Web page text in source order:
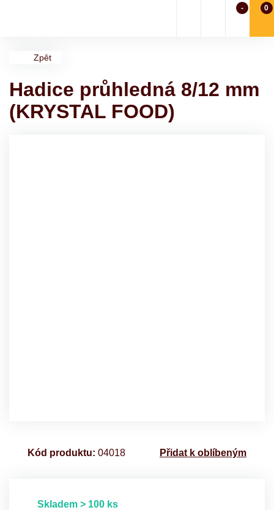
- 0
Zpět
Hadice průhledná 8/12 mm
(KRYSTAL FOOD)
Kód produktu: 04018 Přidat k oblíbeným
Skladem > 100 ks